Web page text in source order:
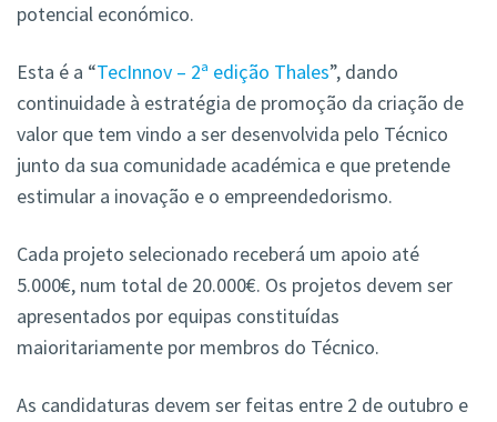
potencial económico.
Esta é a “TecInnov – 2ª edição Thales”, dando
continuidade à estratégia de promoção da criação de
valor que tem vindo a ser desenvolvida pelo Técnico
junto da sua comunidade académica e que pretende
estimular a inovação e o empreendedorismo.
Cada projeto selecionado receberá um apoio até
5.000€, num total de 20.000€. Os projetos devem ser
apresentados por equipas constituídas
maioritariamente por membros do Técnico.
As candidaturas devem ser feitas entre 2 de outubro e